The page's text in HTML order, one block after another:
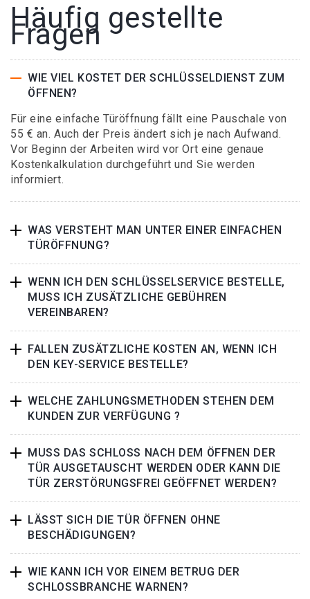
Häufig gestellte
Fragen
WIE VIEL KOSTET DER SCHLÜSSELDIENST ZUM
ÖFFNEN?
Für eine einfache Türöffnung fällt eine Pauschale von
55 € an. Auch der Preis ändert sich je nach Aufwand.
Vor Beginn der Arbeiten wird vor Ort eine genaue
Kostenkalkulation durchgeführt und Sie werden
informiert.
WAS VERSTEHT MAN UNTER EINER EINFACHEN
TÜRÖFFNUNG?
WENN ICH DEN SCHLÜSSELSERVICE BESTELLE,
MUSS ICH ZUSÄTZLICHE GEBÜHREN
VEREINBAREN?
FALLEN ZUSÄTZLICHE KOSTEN AN, WENN ICH
DEN KEY-SERVICE BESTELLE?
WELCHE ZAHLUNGSMETHODEN STEHEN DEM
KUNDEN ZUR VERFÜGUNG ?
MUSS DAS SCHLOSS NACH DEM ÖFFNEN DER
TÜR AUSGETAUSCHT WERDEN ODER KANN DIE
TÜR ZERSTÖRUNGSFREI GEÖFFNET WERDEN?
LÄSST SICH DIE TÜR ÖFFNEN OHNE
BESCHÄDIGUNGEN?
WIE KANN ICH VOR EINEM BETRUG DER
SCHLOSSBRANCHE WARNEN?